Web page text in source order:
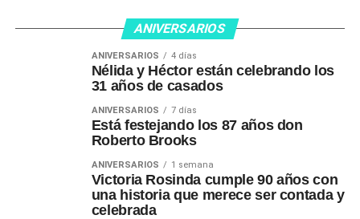
ANIVERSARIOS
ANIVERSARIOS 4 días
Nélida y Héctor están celebrando los
31 años de casados
ANIVERSARIOS 7 días
Está festejando los 87 años don
Roberto Brooks
ANIVERSARIOS 1 semana
Victoria Rosinda cumple 90 años con
una historia que merece ser contada y
celebrada